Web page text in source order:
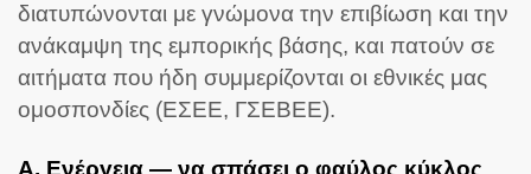
διατυπώνονται με γνώμονα την επιβίωση και την
ανάκαμψη της εμπορικής βάσης, και πατούν σε
αιτήματα που ήδη συμμερίζονται οι εθνικές μας
ομοσπονδίες (ΕΣΕΕ, ΓΣΕΒΕΕ).
Α. Ενέργεια — να σπάσει ο φαύλος κύκλος